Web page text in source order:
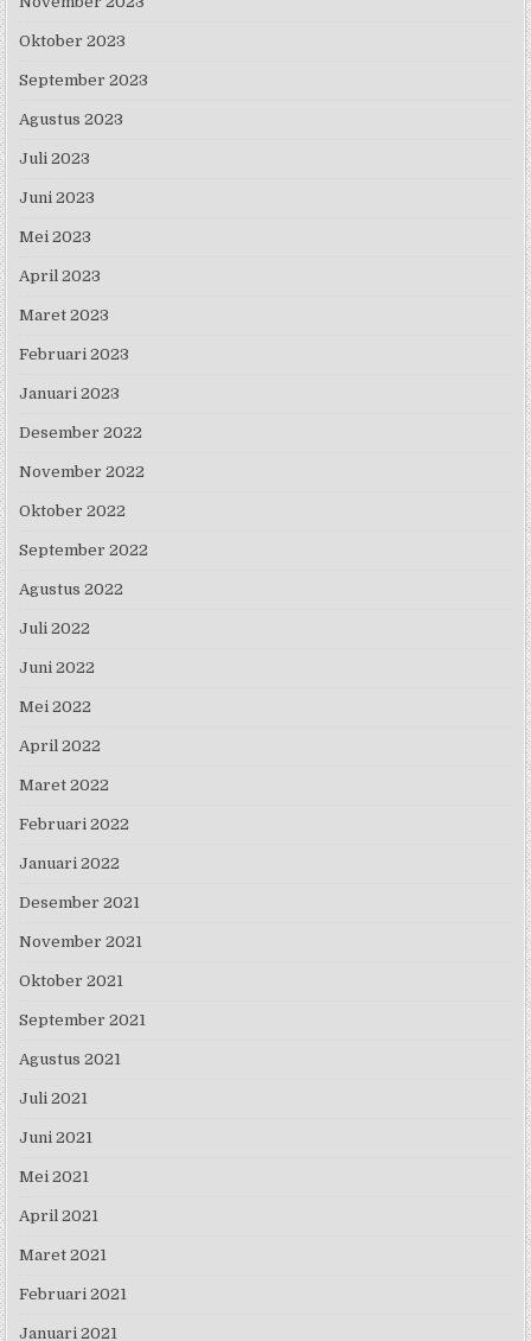
Oktober 2023
September 2023
Agustus 2023
Juli 2023
Juni 2023
Mei 2023
April 2023
Maret 2023
Februari 2023
Januari 2023
Desember 2022
November 2022
Oktober 2022
September 2022
Agustus 2022
Juli 2022
Juni 2022
Mei 2022
April 2022
Maret 2022
Februari 2022
Januari 2022
Desember 2021
November 2021
Oktober 2021
September 2021
Agustus 2021
Juli 2021
Juni 2021
Mei 2021
April 2021
Maret 2021
Februari 2021
Januari 2021